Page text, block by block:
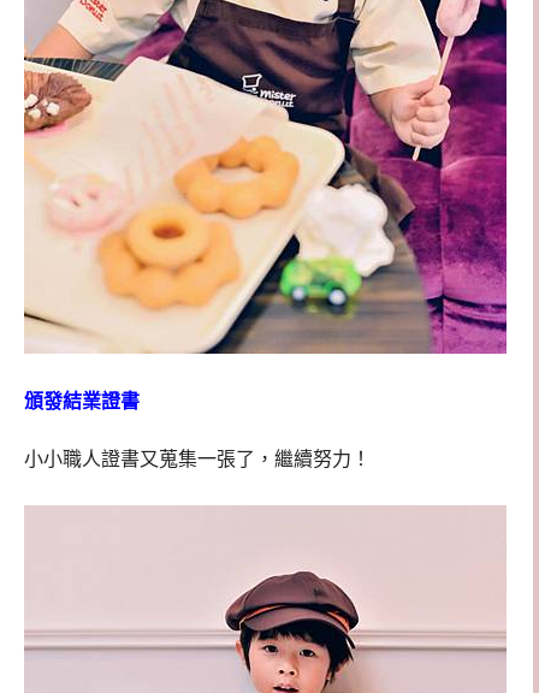
頒發結業證書
小小職人證書又蒐集一張了，繼續努力！